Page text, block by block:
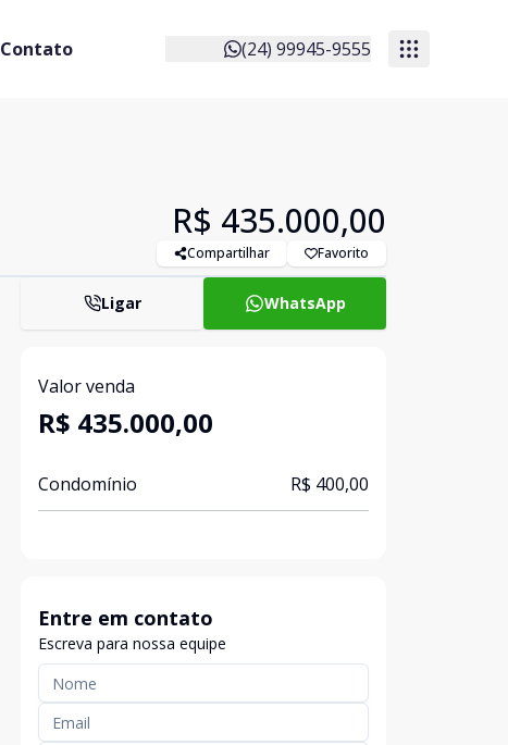
Contato (24) 99945-9555
R$ 435.000,00
Compartilhar Favorito
Ligar WhatsApp
Valor venda
R$ 435.000,00
Condomínio R$ 400,00
Entre em contato
Escreva para nossa equipe